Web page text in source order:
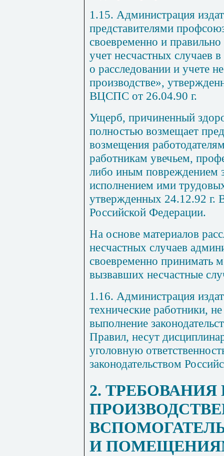
1.15. Администрация
представителями
своевременно и
учет несчастных случаев
о расследовании и учете
производстве»,
ВЦСПС от 26.04.90 г.
Ущерб, причиненный
полностью возмещает
возмещения
работникам увечьем,
либо иным повреждением
исполнением ими
утвержденных 24.12.92 г.
Российской Федерации.
На основе материалов
несчастных случаев
своевременно принимать
вызвавших несчастные
1.16. Администрация
технические работники,
выполнение
Правил, несут
уголовную
законодательством
2. ТРЕБОВАНИЯ
И